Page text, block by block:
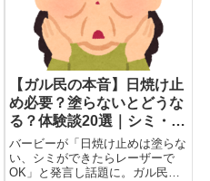
【ガル民の本音】日焼け止
め必要？塗らないとどうな
る？体験談20選｜シミ・た
るみ・皮膚がんリスク
バービーが「日焼け止めは塗らな
い、シミができたらレーザーで
OK」と発言し話題に。ガル民は